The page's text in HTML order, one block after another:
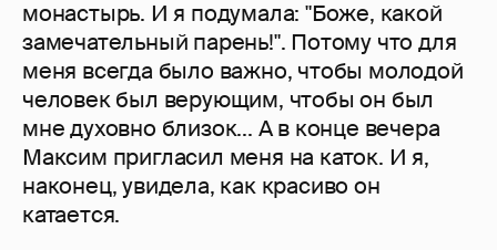
монастырь. И я подумала: "Боже, какой
замечательный парень!". Потому что для
меня всегда было важно, чтобы молодой
человек был верующим, чтобы он был
мне духовно близок... А в конце вечера
Максим пригласил меня на каток. И я,
наконец, увидела, как красиво он
катается.